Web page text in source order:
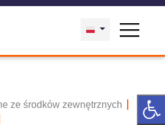
ze środków zewnętrznych